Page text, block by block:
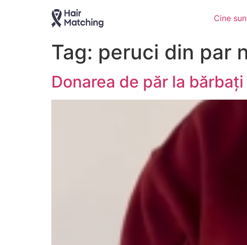
Cine
Tag: peruci din par
Donarea de păr la